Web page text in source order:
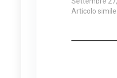
Articolo simile